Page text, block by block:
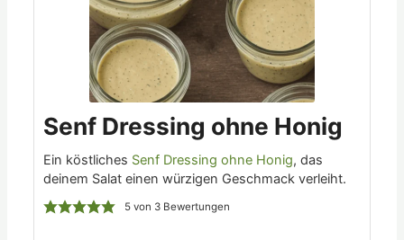
Senf Dressing ohne Honig
Ein köstliches Senf Dressing ohne Honig, das
deinem Salat einen würzigen Geschmack verleiht.
5 von 3 Bewertungen